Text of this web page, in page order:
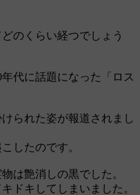
のくらい経つでしょう
代に話題になった「ロス
られた姿が報道されまし
したのです。
は艶消しの黒でした。
ドキしてしまいました。